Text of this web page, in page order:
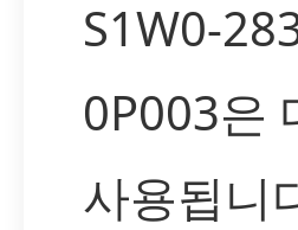
S1W0-
0P003은
사용됩니